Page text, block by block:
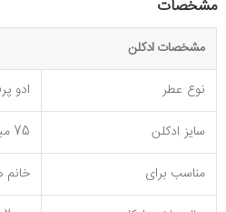
مشخصات
مشخصات ادکلن
نوع عطر
ادو
سایز ادکلن
75 میل
مناسب برای
خانم